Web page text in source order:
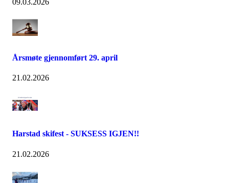
Årsmøte gjennomført 29. april
21.02.2026
Harstad skifest - SUKSESS IGJEN!!
21.02.2026